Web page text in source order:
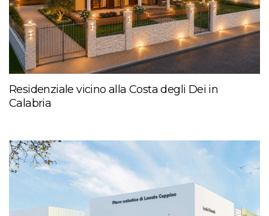
Residenziale vicino alla Costa degli Dei in
Calabria